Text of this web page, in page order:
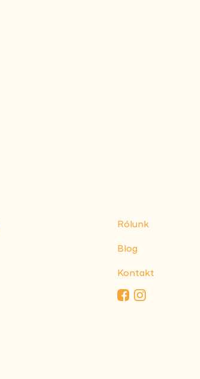
Rólunk
Blog
Kontakt
Facebook
Instagram